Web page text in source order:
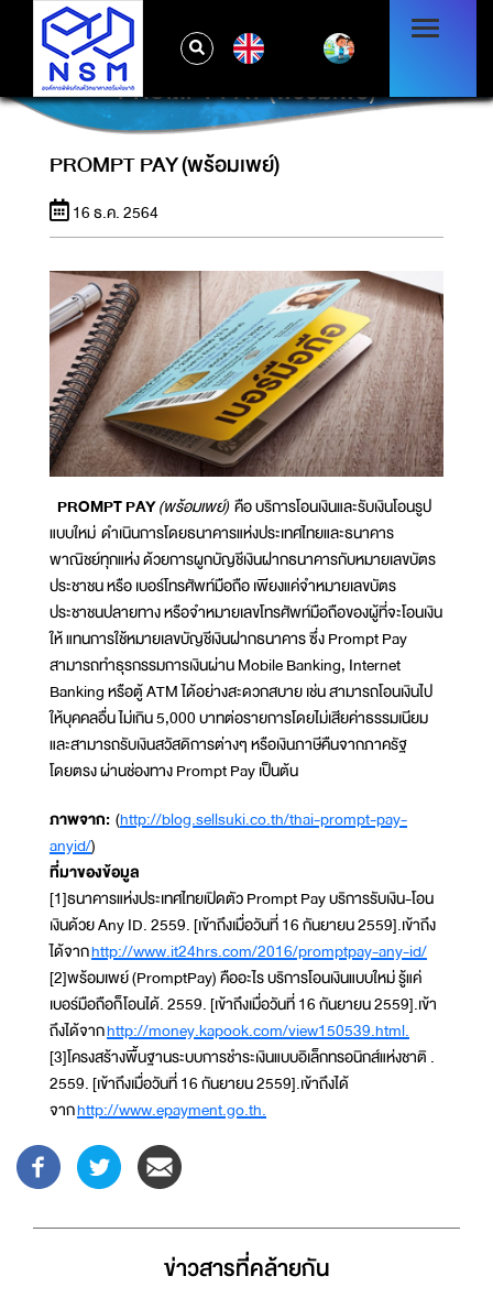
PROMPT PAY (พร้อมเพย์)
PROMPT PAY (พร้อมเพย์)
16 ธ.ค. 2564
PROMPT PAY(พร้อมเพย์) คือ บริการโอนเงินและรับเงินโอนรูป
แบบใหม่ ดำเนินการโดยธนาคารแห่งประเทศไทยและธนาคาร
พาณิชย์ทุกแห่ง ด้วยการผูกบัญชีเงินฝากธนาคารกับหมายเลขบัตร
ประชาชน หรือ เบอร์โทรศัพท์มือถือ เพียงแค่จำหมายเลขบัตร
ประชาชนปลายทาง หรือจำหมายเลขโทรศัพท์มือถือของผู้ที่จะโอนเงิน
ให้ แทนการใช้หมายเลขบัญชีเงินฝากธนาคาร ซึ่ง Prompt Pay
สามารถทำธุรกรรมการเงินผ่าน Mobile Banking, Internet
Banking หรือตู้ ATM ได้อย่างสะดวกสบาย เช่น สามารถโอนเงินไป
ให้บุคคลอื่น ไม่เกิน 5,000 บาทต่อรายการโดยไม่เสียค่าธรรมเนียม
และสามารถรับเงินสวัสดิการต่างๆ หรือเงินภาษีคืนจากภาครัฐ
โดยตรง ผ่านช่องทาง Prompt Pay เป็นต้น
ภาพจาก: (http://blog.sellsuki.co.th/thai-prompt-pay-
anyid/)
ที่มาของข้อมูล
[1]ธนาคารแห่งประเทศไทยเปิดตัว Prompt Pay บริการรับเงิน-โอน
เงินด้วย Any ID. 2559. [เข้าถึงเมื่อวันที่ 16 กันยายน 2559].เข้าถึง
ได้จากhttp://www.it24hrs.com/2016/promptpay-any-id/
[2]พร้อมเพย์ (PromptPay) คืออะไร บริการโอนเงินแบบใหม่ รู้แค่
เบอร์มือถือก็โอนได้. 2559. [เข้าถึงเมื่อวันที่ 16 กันยายน 2559].เข้า
ถึงได้จากhttp://money.kapook.com/view150539.html.
[3]โครงสร้างพื้นฐานระบบการชำระเงินแบบอิเล็กทรอนิกส์แห่งชาติ .
2559. [เข้าถึงเมื่อวันที่ 16 กันยายน 2559].เข้าถึงได้
จากhttp://www.epayment.go.th.
ข่าวสารที่่คล้ายกัน